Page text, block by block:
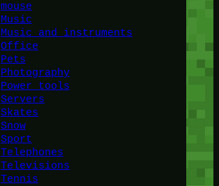
mouse
Music
Music and instruments
Office
Pets
Photography
Power tools
Servers
Skates
Snow
Sport
Telephones
Televisions
Tennis